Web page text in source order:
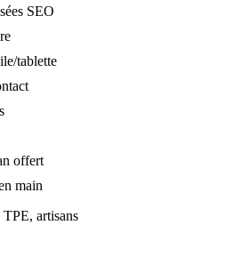
SEO
tablette
offert
main
artisans